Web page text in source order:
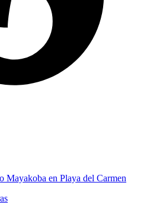
Mayakoba en Playa del Carmen